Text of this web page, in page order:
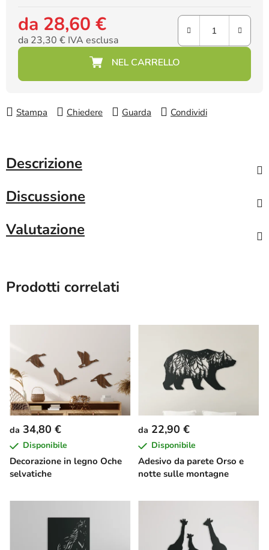
da 28,60 €
da 23,30 € IVA esclusa
Prezzo della misura:
Stampa Chiedere Guarda Condividi
Descrizione
Discussione
Valutazione
Prodotti correlati
Decorazione in legno Oche
selvatiche
da 34,80 €
Disponibile
Adesivo da parete Orso e
notte sulle montagne
da 22,90 €
Disponibile